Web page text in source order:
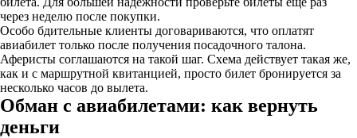
через неделю после покупки.
Особо бдительные клиенты договариваются, что оплатят
авиабилет только после получения посадочного талона.
Аферисты соглашаются на такой шаг. Схема действует такая же,
как и с маршрутной квитанцией, просто билет бронируется за
несколько часов до вылета.
Обман с авиабилетами: как вернуть
деньги